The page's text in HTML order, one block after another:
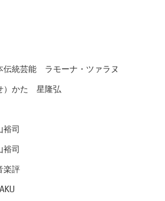
伝統芸能 ラモーナ・ツァラヌ
）かた 星隆弘
司
司
楽評